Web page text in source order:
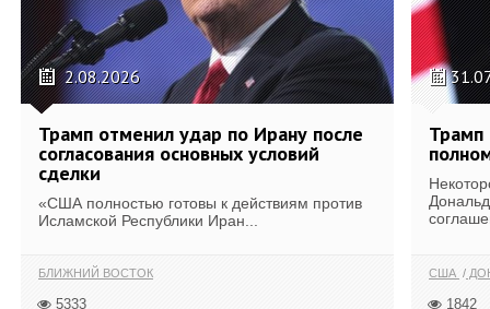
2.08.2026
Трамп отменил удар по Ирану после
согласования основных условий
сделки
«США полностью готовы к действиям против
Исламской Республики Иран...
БЛИЖНИЙ ВОСТОК
5333
Трамп
США
1842